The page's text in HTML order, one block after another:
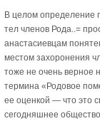
В целом определение
тел членов Рода..=
анастасиевцам
местом захоронения
тоже не очень верное
термина «Родовое
ее оценкой — что это
сегодняшнее